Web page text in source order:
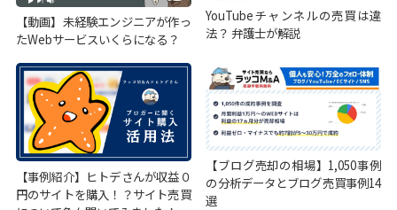
【動画】未経験エンジニアが作っ
たWebサービスいくらになる？
YouTubeチャンネルの売買は違
法？ 弁護士が解説
【事例紹介】ヒトデさんが収益０
円のサイトを購入！？サイト売買
【ブログ売却の相場】1,050事例
の分析データとブログ売買事例14
選